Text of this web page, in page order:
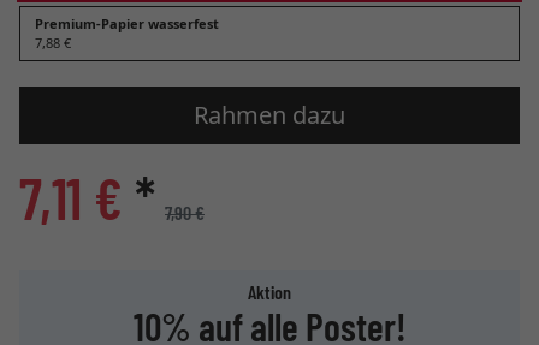
Premium-Papier wasserfest
7,88 €
Rahmen dazu
7,11 € * 7,90 €
Aktion
10% auf alle Poster!